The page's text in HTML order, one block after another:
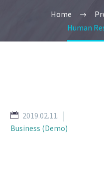
Home
Human
2019.02.11.
Business (Demo)